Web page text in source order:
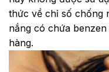
thức về chỉ số chống
nắng có chứa
hàng.